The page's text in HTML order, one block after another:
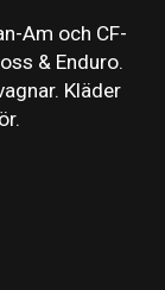
Am och CF-
& Enduro.
Kläder